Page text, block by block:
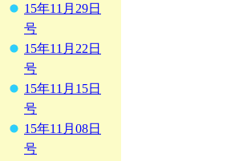
15年11月29日
号
15年11月22日
号
15年11月15日
号
15年11月08日
号